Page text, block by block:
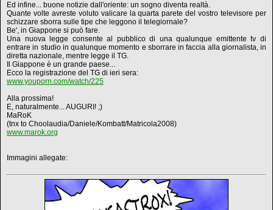
Ed infine... buone notizie dall'oriente: un sogno diventa realtà.
Quante volte avreste voluto valicare la quarta parete del vostro televisore per
schizzare sborra sulle tipe che leggono il telegiornale?
Be', in Giappone si può fare.
Una nuova legge consente al pubblico di una qualunque emittente tv di
entrare in studio in qualunque momento e sborrare in faccia alla giornalista, in
diretta nazionale, mentre legge il TG.
Il Giappone è un grande paese...
Ecco la registrazione del TG di ieri sera:
www.youporn.com/watch/225
Alla prossima!
E, naturalmente... AUGURI! ;)
MaRoK
(tnx to Choolaudia/Daniele/Kombatt/Matricola2008)
www.marok.org
Immagini allegate: